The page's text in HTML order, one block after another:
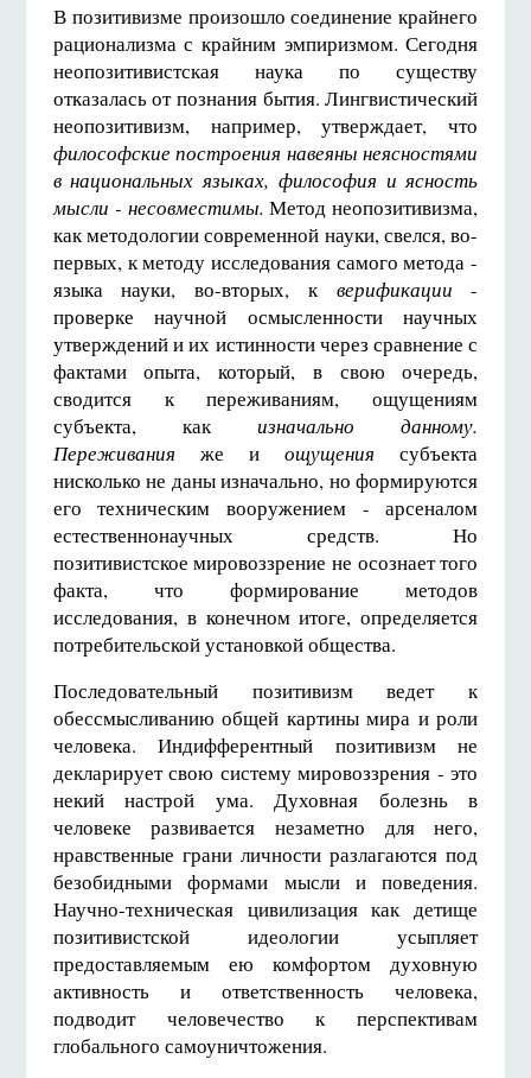
В позитивизме произошло соединение крайнего
рационализма с крайним эмпиризмом. Сегодня
неопозитивистская наука по существу
отказалась от познания бытия. Лингвистический
неопозитивизм, например, утверждает, что
философские построения навеяны неясностями
в национальных языках, философия и ясность
мысли - несовместимы. Метод неопозитивизма,
как методологии современной науки, свелся, во-
первых, к методу исследования самого метода -
языка науки, во-вторых, к верификации -
проверке научной осмысленности научных
утверждений и их истинности через сравнение с
фактами опыта, который, в свою очередь,
сводится к переживаниям, ощущениям
субъекта, какизначально данному.
Переживания же иощущения субъекта
нисколько не даны изначально, но формируются
его техническим вооружением - арсеналом
естественнонаучных средств. Но
позитивистское мировоззрение не осознает того
факта, что формирование методов
исследования, в конечном итоге, определяется
потребительской установкой общества.
Последовательный позитивизм ведет к
обессмысливанию общей картины мира и роли
человека. Индифферентный позитивизм не
декларирует свою систему мировоззрения - это
некий настрой ума. Духовная болезнь в
человеке развивается незаметно для него,
нравственные грани личности разлагаются под
безобидными формами мысли и поведения.
Научно-техническая цивилизация как детище
позитивистской идеологии усыпляет
предоставляемым ею комфортом духовную
активность и ответственность человека,
подводит человечество к перспективам
глобального самоуничтожения.